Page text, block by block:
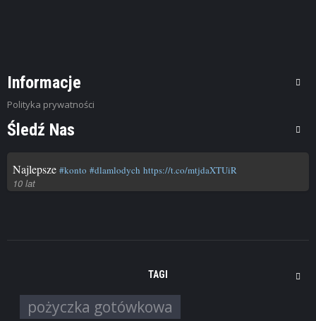
Informacje
Polityka prywatności
Śledź Nas
Najlepsze #konto #dlamlodych https://t.co/mtjdaXTUiR
10 lat
TAGI
pożyczka gotówkowa